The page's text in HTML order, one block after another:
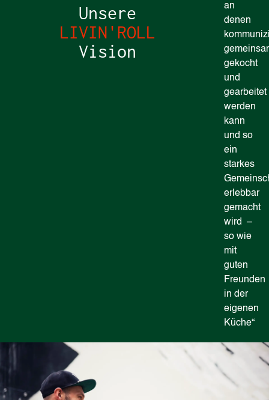
Unsere
LIVIN'ROLL
Vision
an
denen
gekocht
und
gearbeitet
werden
kann
und so
ein
starkes
erlebbar
gemacht
wird –
so wie
mit
guten
Freunden
in der
eigenen
Küche“